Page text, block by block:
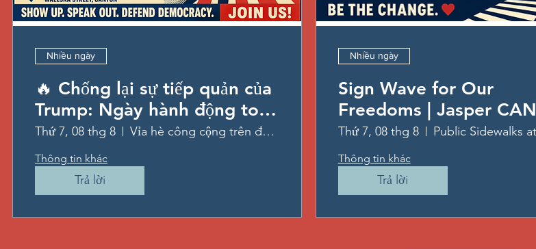
Nhiều ngày
🔥 Chống lại sự tiếp quản của
Trump: Ngày hành động toàn
quốc & Diễn đàn thứ bảy
hàng tuần 🔥
Thứ 7, 08 thg 8 Vỉa hè công cộng trên đường ray phía đường chính
Thông tin khác
Trả lời
Nhiều ngày
Sign Wave for Our
Freedoms | Jasper CAN
Thứ 7, 08 thg 8
Thông tin khác
Trả lời